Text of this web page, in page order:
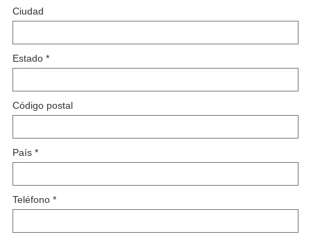
Ciudad
Estado *
Código postal
País *
Teléfono *